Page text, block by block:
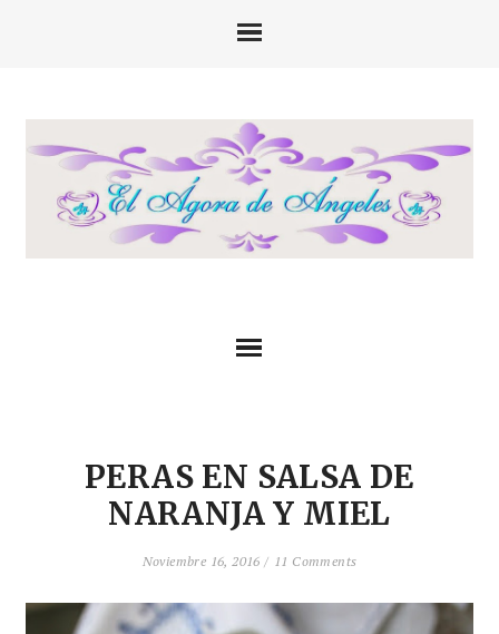
PERAS EN SALSA DE
NARANJA Y MIEL
Noviembre 16, 2016 / 11 Comments